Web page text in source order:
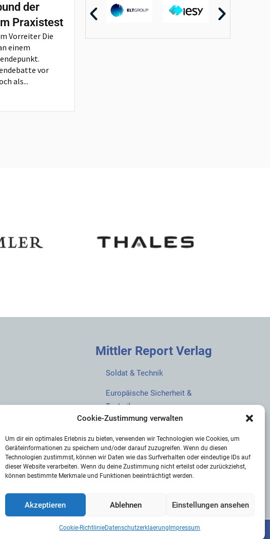
Cookie-Zustimmung verwalten
Um dir ein optimales Erlebnis zu bieten, verwenden wir Technologien wie Cookies, um
Geräteinformationen zu speichern und/oder darauf zuzugreifen. Wenn du diesen
Technologien zustimmst, können wir Daten wie das Surfverhalten oder eindeutige IDs auf
dieser Website verarbeiten. Wenn du deine Zustimmung nicht erteilst oder zurückziehst,
können bestimmte Merkmale und Funktionen beeinträchtigt werden.
Akzeptieren Ablehnen Einstellungen ansehen
Cookie-RichtlinieDatenschutzerklaerung Impressum
der
Praxistest
Vorreiter Die
einem
vor
als...
Mittler Report Verlag
Soldat & Technik
Europäische Sicherheit &
Technik
MarineForum
Verlagswebsite